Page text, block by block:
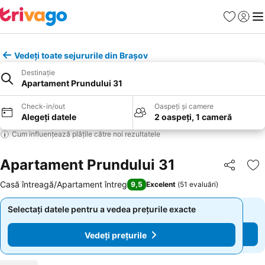
Favorite
Vedeți toate sejururile din Brașov
Destinație
Apartament Prundului 31
Check-in/out
Alegeți datele
Oaspeți și camere
2 oaspeți, 1 cameră
Cum influențează plățile către noi rezultatele
Apartament Prundului 31 Distribuiți
Casă întreagă/Apartament întreg 9,5 Excelent (51 evaluări)
Selectați datele pentru a vedea prețurile exacte
Vedeți prețurile
Selectați datele pentru a vedea prețurile exacte
Vedeți prețurile